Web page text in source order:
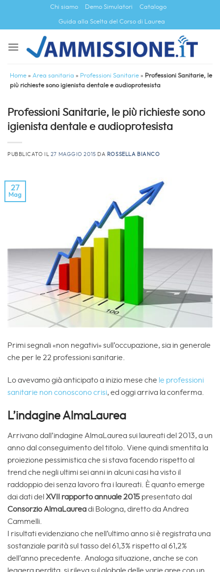
contenuti
Chi siamo Demo Simulatori Catalogo
Guida alla Scelta del Corso di Laurea
Home » Area sanitaria » Professioni Sanitarie » Professioni Sanitarie, le
più richieste sono igienista dentale e audioprotesista
Professioni Sanitarie, le più richieste sono
igienista dentale e audioprotesista
PUBBLICATO IL 27 MAGGIO 2015 DA ROSSELLA BIANCO
27
Mag
Primi segnali «non negativi» sull’occupazione, sia in generale
che per le 22 professioni sanitarie.
Lo avevamo già anticipato a inizio mese che le professioni
sanitarie non conoscono crisi, ed oggi arriva la conferma.
L’indagine AlmaLaurea
Arrivano dall’indagine AlmaLaurea sui laureati del 2013, a un
anno dal conseguimento del titolo. Viene quindi smentita la
proiezione pessimistica che si stava facendo rispetto al
trend che negli ultimi sei anni in alcuni casi ha visto il
raddoppio dei senza lavoro fra i laureati. È quanto emerge
dai dati del XVII rapporto annuale 2015 presentato dal
Consorzio AlmaLaureadi Bologna, diretto da Andrea
Cammelli.
I risultati evidenziano che nell’ultimo anno si è registrata una
sostanziale parità sul tasso del 61,3% rispetto al 61,2%
dell’anno precedente. Analoga situazione, anche se con